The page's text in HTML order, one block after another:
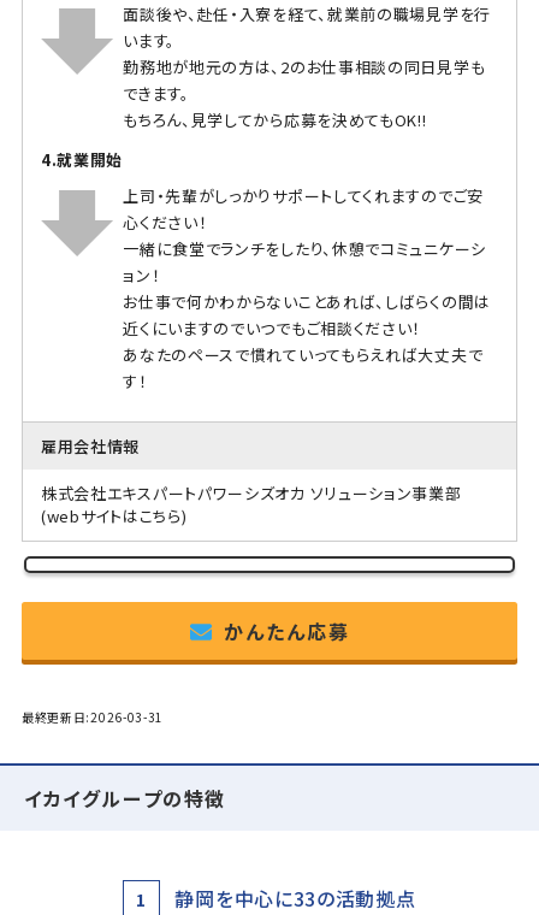
面談後や、赴任・入寮を経て、就業前の職場見学を行
います。
勤務地が地元の方は、2のお仕事相談の同日見学も
できます。
もちろん、見学してから応募を決めてもOK!!
4.就業開始
上司・先輩がしっかりサポートしてくれますのでご安
心ください！
一緒に食堂でランチをしたり、休憩でコミュニケーシ
ョン！
お仕事で何かわからないことあれば、しばらくの間は
近くにいますのでいつでもご相談ください！
あなたのペースで慣れていってもらえれば大丈夫で
す！
雇用会社情報
株式会社エキスパートパワーシズオカ ソリューション事業部
(webサイトはこちら)
かんたん応募
最終更新日:2026-03-31
イカイグループの特徴
1 静岡を中心に33の活動拠点